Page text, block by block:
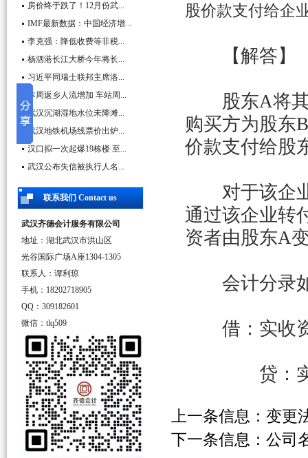
房价终于跌了！12月份武...
IMF最新数据：中国经济增...
李克强：降低收费等非税...
杨泗港长江大桥今年将长...
习近平同瑞士联邦主席洛...
本周返乡人流增加 车站周...
武汉沉湖湿地水位未降滩...
武汉地铁机场线票价出炉...
汉口拟一次起爆19栋楼 至...
武汉公布失信被执行人名...
联系我们 Contact us
武汉齐德会计服务有限公司
地址：湖北武汉市洪山区
光谷国际广场A座1304-1305
联系人：谭利琼
手机：18202718905
QQ：309182601
微信：tlq509
股价款支付给企
【解答】
股东A将
购买方为股东B
价款支付给股
对于该企业
通过该企业转
资者由股东A
会计分录
借：实收
贷：实
上一条信息： 变更
下一条信息： 公司